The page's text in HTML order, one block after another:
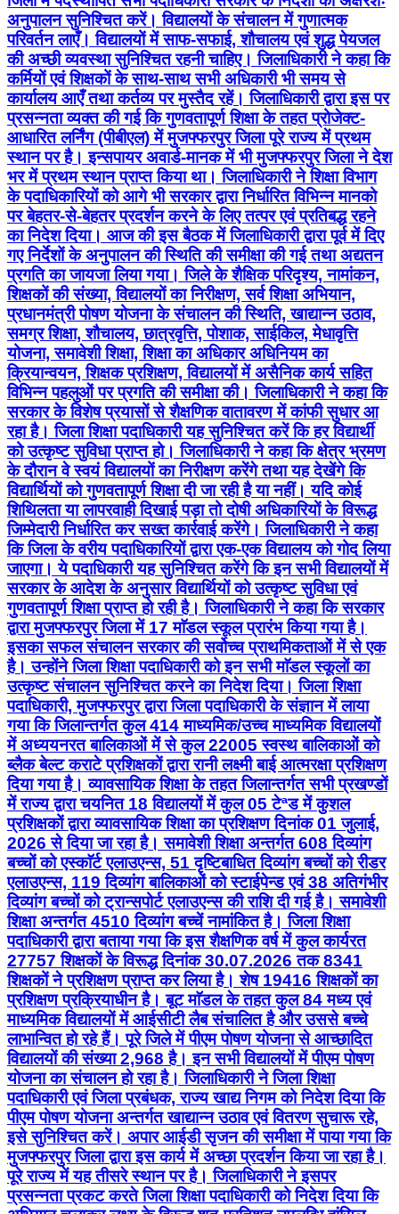
अनुपालन सुनिश्चित करें। विद्यालयों के संचालन में गुणात्मक
परिवर्तन लाएँ। विद्यालयों में साफ-सफाई, शौचालय एवं शुद्ध पेयजल
की अच्छी व्यवस्था सुनिश्चित रहनी चाहिए। जिलाधिकारी ने कहा कि
कर्मियों एवं शिक्षकों के साथ-साथ सभी अधिकारी भी समय से
कार्यालय आएँ तथा कर्तव्य पर मुस्तैद रहें। जिलाधिकारी द्वारा इस पर
प्रसन्नता व्यक्त की गई कि गुणवतापूर्ण शिक्षा के तहत प्रोजेक्ट-
आधारित लर्निंग (पीबीएल) में मुजफ्फरपुर जिला पूरे राज्य में प्रथम
स्थान पर है। इन्सपायर अवार्ड-मानक में भी मुजफ्फरपुर जिला ने देश
भर में प्रथम स्थान प्राप्त किया था। जिलाधिकारी ने शिक्षा विभाग
के पदाधिकारियों को आगे भी सरकार द्वारा निर्धारित विभिन्न मानको
पर बेहतर-से-बेहतर प्रदर्शन करने के लिए तत्पर एवं प्रतिबद्ध रहने
का निदेश दिया। आज की इस बैठक में जिलाधिकारी द्वारा पूर्व में दिए
गए निर्देशों के अनुपालन की स्थिति की समीक्षा की गई तथा अद्यतन
प्रगति का जायजा लिया गया। जिले के शैक्षिक परिदृश्य, नामांकन,
शिक्षकों की संख्या, विद्यालयों का निरीक्षण, सर्व शिक्षा अभियान,
प्रधानमंत्री पोषण योजना के संचालन की स्थिति, खाद्यान्न उठाव,
समग्र शिक्षा, शौचालय, छात्रवृत्ति, पोशाक, साईकिल, मेधावृत्ति
योजना, समावेशी शिक्षा, शिक्षा का अधिकार अधिनियम का
क्रियान्वयन, शिक्षक प्रशिक्षण, विद्यालयों में असैनिक कार्य सहित
विभिन्न पहलुओं पर प्रगति की समीक्षा की। जिलाधिकारी ने कहा कि
सरकार के विशेष प्रयासों से शैक्षणिक वातावरण में कांफी सुधार आ
रहा है। जिला शिक्षा पदाधिकारी यह सुनिश्चित करें कि हर विद्यार्थी
को उत्कृष्ट सुविधा प्राप्त हो। जिलाधिकारी ने कहा कि क्षेत्र भ्रमण
के दौरान वे स्वयं विद्यालयों का निरीक्षण करेंगे तथा यह देखेंगे कि
विद्यार्थियों को गुणवतापूर्ण शिक्षा दी जा रही है या नहीं। यदि कोई
शिथिलता या लापरवाही दिखाई पड़ा तो दोषी अधिकारियों के विरूद्ध
जिम्मेदारी निर्धारित कर सख्त कार्रवाई करेंगे। जिलाधिकारी ने कहा
कि जिला के वरीय पदाधिकारियों द्वारा एक-एक विद्यालय को गोद लिया
जाएगा। ये पदाधिकारी यह सुनिश्चित करेंगे कि इन सभी विद्यालयों में
सरकार के आदेश के अनुसार विद्यार्थियों को उत्कृष्ट सुविधा एवं
गुणवतापूर्ण शिक्षा प्राप्त हो रही है। जिलाधिकारी ने कहा कि सरकार
द्वारा मुजफ्फरपुर जिला में 17 माॅडल स्कूल प्रारंभ किया गया है।
इसका सफल संचालन सरकार की सर्वोच्च प्राथमिकताओं में से एक
है। उन्होंने जिला शिक्षा पदाधिकारी को इन सभी माॅडल स्कूलों का
उत्कृष्ट संचालन सुनिश्चित करने का निदेश दिया। जिला शिक्षा
पदाधिकारी, मुजफ्फरपुर द्वारा जिला पदाधिकारी के संज्ञान में लाया
गया कि जिलान्तर्गत कुल 414 माध्यमिक/उच्च माध्यमिक विद्यालयों
में अध्ययनरत बालिकाओं में से कुल 22005 स्वस्थ बालिकाओं को
ब्लैक बेल्ट कराटे प्रशिक्षकों द्वारा रानी लक्ष्मी बाई आत्मरक्षा प्रशिक्षण
दिया गया है। व्यावसायिक शिक्षा के तहत जिलान्तर्गत सभी प्रखण्डों
में राज्य द्वारा चयनित 18 विद्यालयों में कुल 05 टेªड में कुशल
प्रशिक्षकों द्वारा व्यावसायिक शिक्षा का प्रशिक्षण दिनांक 01 जुलाई,
2026 से दिया जा रहा है। समावेशी शिक्षा अन्तर्गत 608 दिव्यांग
बच्चों को एस्काॅर्ट एलाउएन्स, 51 दृष्टिबाधित दिव्यांग बच्चों को रीडर
एलाउएन्स, 119 दिव्यांग बालिकाओं को स्टाईपेन्ड एवं 38 अतिगंभीर
दिव्यांग बच्चों को ट्रान्सपोर्ट एलाउएन्स की राशि दी गई है। समावेशी
शिक्षा अन्तर्गत 4510 दिव्यांग बच्चें नामांकित है। जिला शिक्षा
पदाधिकारी द्वारा बताया गया कि इस शैक्षणिक वर्ष में कुल कार्यरत
27757 शिक्षकों के विरूद्ध दिनांक 30.07.2026 तक 8341
शिक्षकों ने प्रशिक्षण प्राप्त कर लिया है। शेष 19416 शिक्षकों का
प्रशिक्षण प्रक्रियाधीन है। बूट माॅडल के तहत कुल 84 मध्य एवं
माध्यमिक विद्यालयों में आईसीटी लैब संचालित है और उससे बच्चे
लाभान्वित हो रहे हैं। पूरे जिले में पीएम पोषण योजना से आच्छादित
विद्यालयों की संख्या 2,968 है। इन सभी विद्यालयों में पीएम पोषण
योजना का संचालन हो रहा है। जिलाधिकारी ने जिला शिक्षा
पदाधिकारी एवं जिला प्रबंधक, राज्य खाद्य निगम को निदेश दिया कि
पीएम पोषण योजना अन्तर्गत खाद्यान्न उठाव एवं वितरण सुचारू रहे,
इसे सुनिश्चित करें। अपार आईडी सृजन की समीक्षा में पाया गया कि
मुजफ्फरपुर जिला द्वारा इस कार्य में अच्छा प्रदर्शन किया जा रहा है।
पूरे राज्य में यह तीसरे स्थान पर है। जिलाधिकारी ने इसपर
प्रसन्नता प्रकट करते जिला शिक्षा पदाधिकारी को निदेश दिया कि